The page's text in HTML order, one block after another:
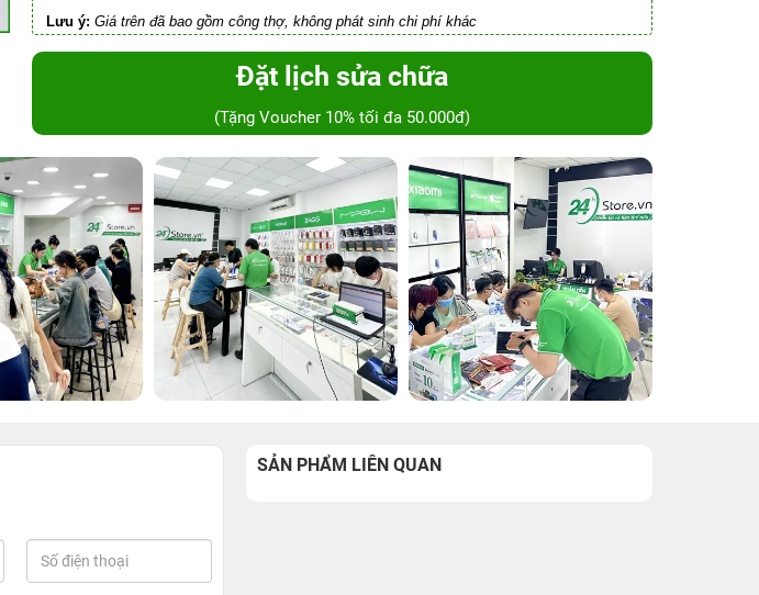
Lưu ý: Giá trên đã bao gồm công thợ, không phát sinh chi phí khác
Đặt lịch sửa chữa
(Tặng Voucher 10% tối đa 50.000đ)
SẢN PHẨM LIÊN QUAN